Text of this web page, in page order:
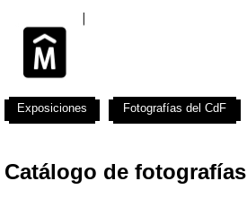
Catálogo de fotografías
Exposiciones Fotografías del CdF